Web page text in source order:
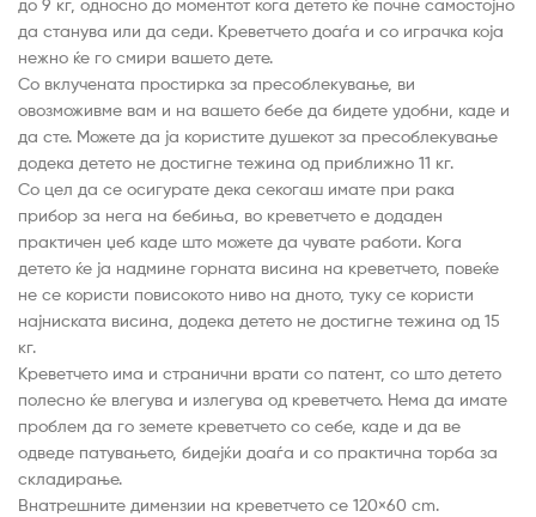
да станува или да седи. Креветчето доаѓа и со играчка која
нежно ќе го смири вашето дете.
Со вклучената простирка за пресоблекување, ви
овозможивме вам и на вашето бебе да бидете удобни, каде и
да сте. Можете да ја користите душекот за пресоблекување
додека детето не достигне тежина од приближно 11 кг.
Со цел да се осигурате дека секогаш имате при рака
прибор за нега на бебиња, во креветчето е додаден
практичен џеб каде што можете да чувате работи. Кога
детето ќе ја надмине горната висина на креветчето, повеќе
не се користи повисокото ниво на дното, туку се користи
најниската висина, додека детето не достигне тежина од 15
кг.
Креветчето има и странични врати со патент, со што детето
полесно ќе влегува и излегува од креветчето. Нема да имате
проблем да го земете креветчето со себе, каде и да ве
одведе патувањето, бидејќи доаѓа и со практична торба за
складирање.
Внатрешните димензии на креветчето се 120×60 cm.